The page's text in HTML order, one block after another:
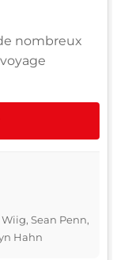
nombreux
Sean Penn,
Hahn